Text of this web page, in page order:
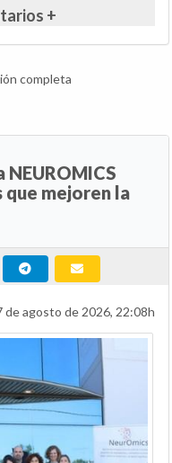
+
completa
NEUROMICS
que mejoren la
de agosto de 2026, 22:08h